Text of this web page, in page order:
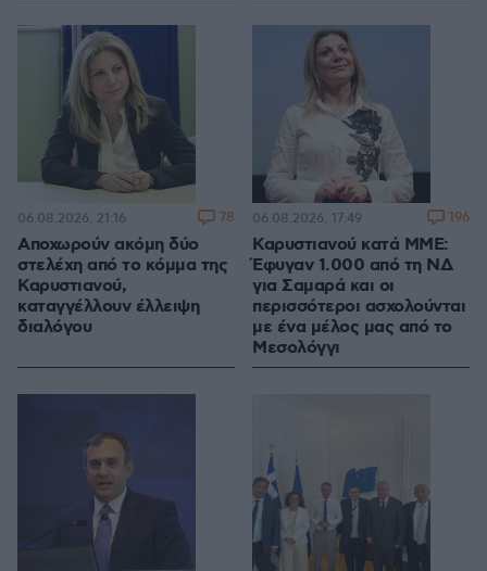
Αποχωρούν ακόμη δύο
στελέχη από το κόμμα της
Καρυστιανού,
καταγγέλλουν έλλειψη
διαλόγου
06.08.2026, 21:16 78
Καρυστιανού κατά ΜΜΕ:
Έφυγαν 1.000 από τη ΝΔ
για Σαμαρά και οι
περισσότεροι ασχολούνται
με ένα μέλος μας από το
Μεσολόγγι
06.08.2026, 17:49 196